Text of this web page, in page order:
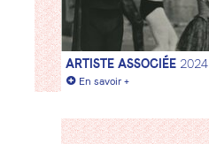
ARTISTE ASSOCIÉE 2024
+ En savoir +